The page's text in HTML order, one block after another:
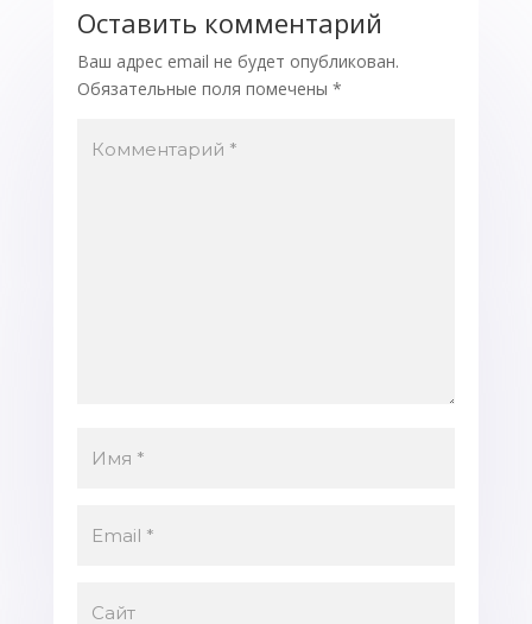
Оставить комментарий
Ваш адрес email не будет опубликован.
Обязательные поля помечены *